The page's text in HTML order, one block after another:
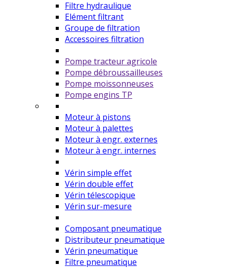
Filtre hydraulique
Elément filtrant
Groupe de filtration
Accessoires filtration
Pompe tracteur agricole
Pompe débroussailleuses
Pompe moissonneuses
Pompe engins TP
Moteur à pistons
Moteur à palettes
Moteur à engr. externes
Moteur à engr. internes
Vérin simple effet
Vérin double effet
Vérin télescopique
Vérin sur-mesure
Composant pneumatique
Distributeur pneumatique
Vérin pneumatique
Filtre pneumatique